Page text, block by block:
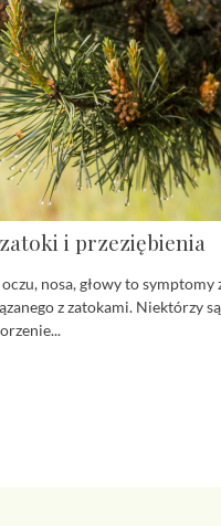
i przeziębienia
nosa, głowy to symptomy
z zatokami. Niektórzy